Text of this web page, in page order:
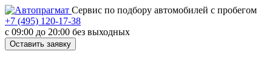
Cервис по подбору автомобилей с пробегом
+7 (495) 120-17-38
с 09:00 до 20:00 без выходных
Оставить заявку